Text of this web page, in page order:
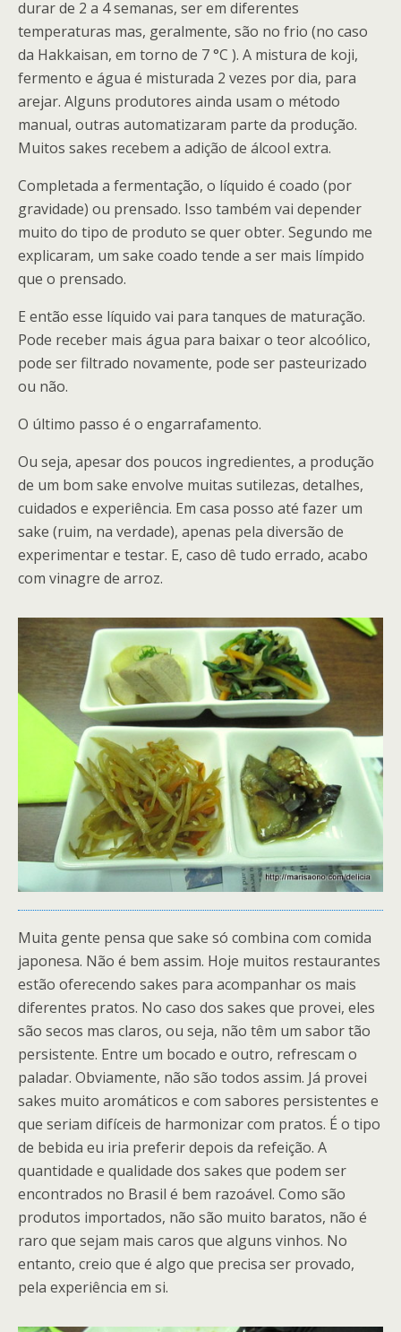
durar de 2 a 4 semanas, ser em diferentes
temperaturas mas, geralmente, são no frio (no caso
da Hakkaisan, em torno de 7 °C ). A mistura de koji,
fermento e água é misturada 2 vezes por dia, para
arejar. Alguns produtores ainda usam o método
manual, outras automatizaram parte da produção.
Muitos sakes recebem a adição de álcool extra.
Completada a fermentação, o líquido é coado (por
gravidade) ou prensado. Isso também vai depender
muito do tipo de produto se quer obter. Segundo me
explicaram, um sake coado tende a ser mais límpido
que o prensado.
E então esse líquido vai para tanques de maturação.
Pode receber mais água para baixar o teor alcoólico,
pode ser filtrado novamente, pode ser pasteurizado
ou não.
O último passo é o engarrafamento.
Ou seja, apesar dos poucos ingredientes, a produção
de um bom sake envolve muitas sutilezas, detalhes,
cuidados e experiência. Em casa posso até fazer um
sake (ruim, na verdade), apenas pela diversão de
experimentar e testar. E, caso dê tudo errado, acabo
com vinagre de arroz.
Muita gente pensa que sake só combina com comida
japonesa. Não é bem assim. Hoje muitos restaurantes
estão oferecendo sakes para acompanhar os mais
diferentes pratos. No caso dos sakes que provei, eles
são secos mas claros, ou seja, não têm um sabor tão
persistente. Entre um bocado e outro, refrescam o
paladar. Obviamente, não são todos assim. Já provei
sakes muito aromáticos e com sabores persistentes e
que seriam difíceis de harmonizar com pratos. É o tipo
de bebida eu iria preferir depois da refeição. A
quantidade e qualidade dos sakes que podem ser
encontrados no Brasil é bem razoável. Como são
produtos importados, não são muito baratos, não é
raro que sejam mais caros que alguns vinhos. No
entanto, creio que é algo que precisa ser provado,
pela experiência em si.